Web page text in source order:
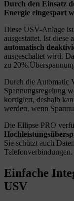
Durch den Einsatz
Energie eingespart
Diese USV-Anlage
ausgestattet. Ist diese
automatisch
ausgeschaltet wird.
zu
Durch die Automatic
Spannungsregelung
korrigiert, deshalb
werden, wenn
Die Ellipse PRO
Sie schützt auch
Telefonverbindungen.
Einfache
USV